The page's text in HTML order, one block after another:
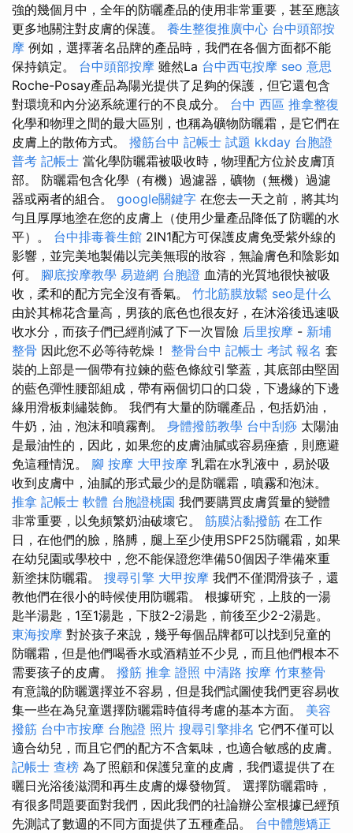
強的幾個月中，全年的防曬產品的使用非常重要，甚至應該
更多地關注對皮膚的保護。 養生整復推廣中心 台中頭部按
摩 例如，選擇著名品牌的產品時，我們在各個方面都不能
保持鎮定。 台中頭部按摩 雖然La 台中西屯按摩 seo 意思
Roche-Posay產品為陽光提供了足夠的保護，但它還包含
對環境和內分泌系統運行的不良成分。 台中 西區 推拿整復
化學和物理之間的最大區別，也稱為礦物防曬霜，是它們在
皮膚上的散佈方式。 撥筋台中 記帳士 試題 kkday 台胞證
普考 記帳士 當化學防曬霜被吸收時，物理配方位於皮膚頂
部。 防曬霜包含化學（有機）過濾器，礦物（無機）過濾
器或兩者的組合。 google關鍵字 在您去一天之前，將其均
勻且厚厚地塗在您的皮膚上（使用少量產品降低了防曬的水
平）。 台中排毒養生館 2IN1配方可保護皮膚免受紫外線的
影響，並完美地製備以完美無瑕的妝容，無論膚色和陰影如
何。 腳底按摩教學 易遊網 台胞證 血清的光質地很快被吸
收，柔和的配方完全沒有香氣。 竹北筋膜放鬆 seo是什么
由於其棉花含量高，男孩的底色也很友好，在沐浴後迅速吸
收水分，而孩子們已經削減了下一次冒險 后里按摩 - 新埔
整骨 因此您不必等待乾燥！ 整骨台中 記帳士 考試 報名 套
裝的上部是一個帶有拉鍊的藍色條紋引擎蓋，其底部由堅固
的藍色彈性腰部組成，帶有兩個切口的口袋，下邊緣的下邊
緣用滑板刺繡裝飾。 我們有大量的防曬產品，包括奶油，
牛奶，油，泡沫和噴霧劑。 身體撥筋教學 台中刮痧 太陽油
是最油性的，因此，如果您的皮膚油膩或容易痤瘡，則應避
免這種情況。 腳 按摩 大甲按摩 乳霜在水乳液中，易於吸
收到皮膚中，油膩的形式最少的是防曬霜，噴霧和泡沫。
推拿 記帳士 軟體 台胞證桃園 我們要購買皮膚質量的變體
非常重要，以免頻繁奶油破壞它。 筋膜沾黏撥筋 在工作
日，在他們的臉，胳膊，腿上至少使用SPF25防曬霜，如果
在幼兒園或學校中，您不能保證您準備50個因子準備來重
新塗抹防曬霜。 搜尋引擎 大甲按摩 我們不僅潤滑孩子，還
教他們在很小的時候使用防曬霜。 根據研究，上肢的一湯
匙半湯匙，1至1湯匙，下肢2-2湯匙，前後至少2-2湯匙。
東海按摩 對於孩子來說，幾乎每個品牌都可以找到兒童的
防曬霜，但是他們喝香水或酒精並不少見，而且他們根本不
需要孩子的皮膚。 撥筋 推拿 證照 中清路 按摩 竹東整骨
有意識的防曬選擇並不容易，但是我們試圖使我們更容易收
集一些在為兒童選擇防曬霜時值得考慮的基本方面。 美容
撥筋 台中市按摩 台胞證 照片 搜尋引擎排名 它們不僅可以
適合幼兒，而且它們的配方不含氣味，也適合敏感的皮膚。
記帳士 查榜 為了照顧和保護兒童的皮膚，我們還提供了在
曬日光浴後滋潤和再生皮膚的爆發物質。 選擇防曬霜時，
有很多問題要面對我們，因此我們的社論辦公室根據已經預
先測試了數週的不同方面提供了五種產品。 台中體態矯正